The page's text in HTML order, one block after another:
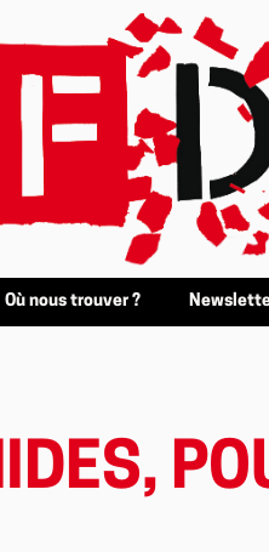
Où nous trouver ?